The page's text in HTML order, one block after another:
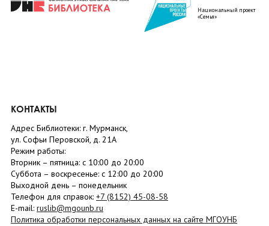
Национальный проект
«Семья»
КОНТАКТЫ
Адрес Библиотеки: г. Мурманск,
ул. Софьи Перовской, д. 21А
Режим работы:
Вторник – пятница: с 10:00 до 20:00
Суббота – воскресенье: c 12:00 до 20:00
Выходной день – понедельник
Телефон для справок: +7 (8152) 45-08-58
E-mail: ruslib@mgounb.ru
Политика обработки персональных данных на сайте МГОУНБ